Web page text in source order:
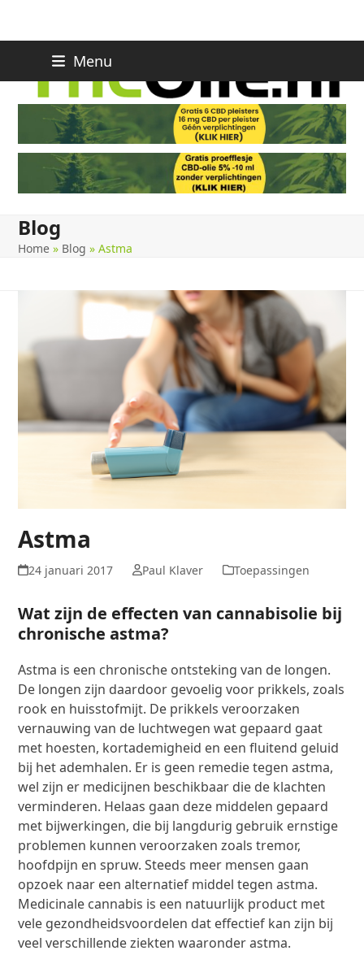
Menu
Blog
Home » Blog »Astma
Astma
24 januari 2017 Paul Klaver Toepassingen
Wat zijn de effecten van cannabisolie bij
chronische astma?
Astma is een chronische ontsteking van de longen.
De longen zijn daardoor gevoelig voor prikkels, zoals
rook en huisstofmijt. De prikkels veroorzaken
vernauwing van de luchtwegen wat gepaard gaat
met hoesten, kortademigheid en een fluitend geluid
bij het ademhalen. Er is geen remedie tegen astma,
wel zijn er medicijnen beschikbaar die de klachten
verminderen. Helaas gaan deze middelen gepaard
met bijwerkingen, die bij langdurig gebruik ernstige
problemen kunnen veroorzaken zoals tremor,
hoofdpijn en spruw. Steeds meer mensen gaan
opzoek naar een alternatief middel tegen astma.
Medicinale cannabis is een natuurlijk product met
vele gezondheidsvoordelen dat effectief kan zijn bij
veel verschillende ziekten waaronder astma.